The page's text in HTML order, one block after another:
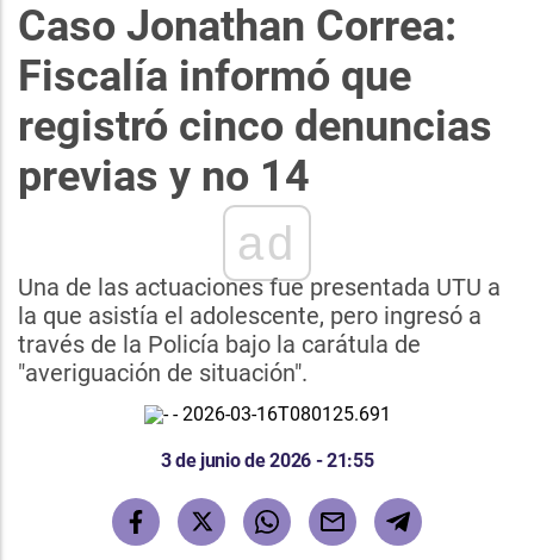
Caso Jonathan Correa:
Fiscalía informó que
registró cinco denuncias
previas y no 14
ad
Una de las actuaciones fue presentada UTU a
la que asistía el adolescente, pero ingresó a
través de la Policía bajo la carátula de
"averiguación de situación".
3 de junio de 2026 - 21:55